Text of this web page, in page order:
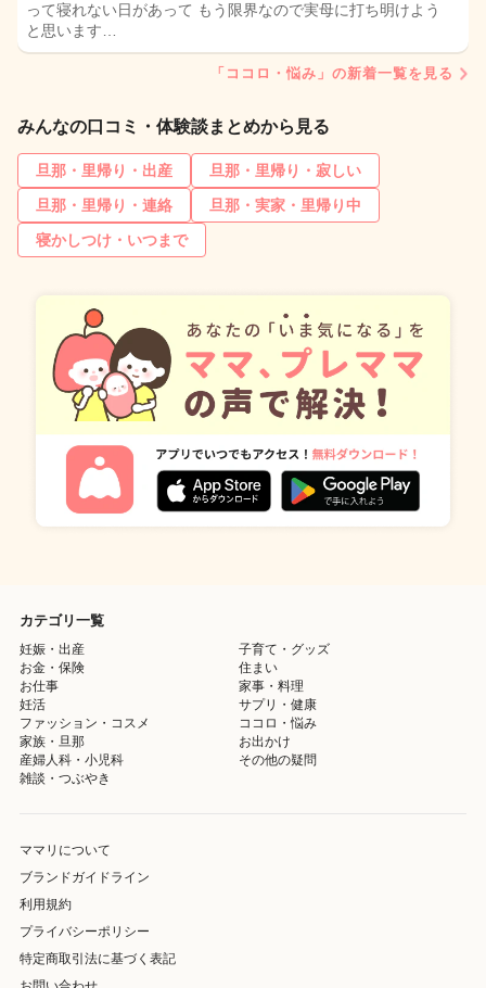
って寝れない日があって もう限界なので実母に打ち明けよう
と思います…
「ココロ・悩み」の新着一覧を見る
みんなの口コミ・体験談まとめから見る
旦那・里帰り・出産
旦那・里帰り・寂しい
旦那・里帰り・連絡
旦那・実家・里帰り中
寝かしつけ・いつまで
カテゴリ一覧
妊娠・出産
子育て・グッズ
お金・保険
住まい
お仕事
家事・料理
妊活
サプリ・健康
ファッション・コスメ
ココロ・悩み
家族・旦那
お出かけ
産婦人科・小児科
その他の疑問
雑談・つぶやき
ママリについて
ブランドガイドライン
利用規約
プライバシーポリシー
特定商取引法に基づく表記